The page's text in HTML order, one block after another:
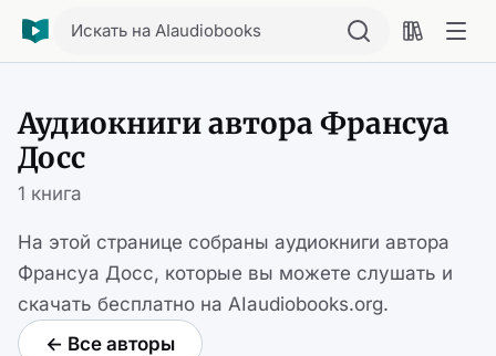
Искать на AIaudiobooks
Аудиокниги автора Франсуа
Досс
1 книга
На этой странице собраны аудиокниги автора
Франсуа Досс, которые вы можете слушать и
скачать бесплатно на AIaudiobooks.org.
← Все авторы